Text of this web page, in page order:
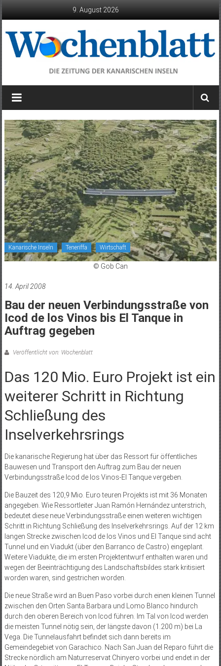
9. August 2026
Wochenblatt
die
der
Kanarischen
Inseln
Kanarische Inseln Teneriffa Wirtschaft
© Gob Can
14. April 2008
Bau der neuen Verbindungsstraße von
Icod de los Vinos bis El Tanque in
Auftrag gegeben
Veröffentlicht von: Wochenblatt
Das 120 Mio. Euro Projekt ist ein
weiterer Schritt in Richtung
Schließung des
Inselverkehrsrings
Die kanarische Regierung hat über das Ressort für öffentliches
Bauwesen und Transport den Auftrag zum Bau der neuen
Verbindungsstraße Icod de los Vinos-El Tanque vergeben.
Die Bauzeit des 120,9 Mio. Euro teuren Projekts ist mit 36 Monaten
angegeben. Wie Ressortleiter Juan Ramón Hernández unterstrich,
bedeutet diese neue Verbindungsstraße einen weiteren wichtigen
Schritt in Richtung Schließung des Inselverkehrsrings. Auf der 12 km
langen Strecke zwischen Icod de los Vinos und El Tanque sind acht
Tunnel und ein Viadukt (über den Barranco de Castro) eingeplant.
Weitere Viadukte, die im ersten Projektentwurf enthalten waren und
wegen der Beeinträchtigung des Landschaftsbildes stark kritisiert
worden waren, sind gestrichen worden.
Die neue Straße wird an Buen Paso vorbei durch einen kleinen Tunnel
zwischen den Orten Santa Barbara und Lomo Blanco hindurch
durch den oberen Bereich von Icod führen. Im Tal von Icod werden
die meisten Tunnel nötig sein, der längs­te davon (1.200 m) bei La
Vega. Die Tunnelausfahrt befindet sich dann bereits im
Gemeindegebiet von Garachico. Nach San Juan del Reparo führt die
Strecke nördlich am Naturreservat Chinyero vorbei und endet in der